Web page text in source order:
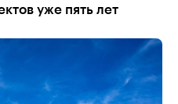
уже пять лет